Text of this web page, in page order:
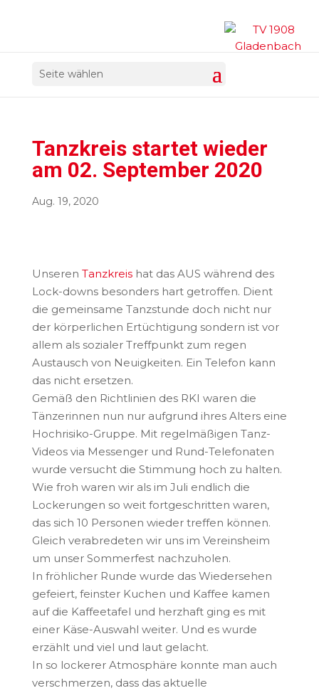
Seite wählen
Tanzkreis startet wieder
am 02. September 2020
Aug. 19, 2020
Unseren Tanzkreishat das AUS während des
Lock-downs besonders hart getroffen. Dient
die gemeinsame Tanzstunde doch nicht nur
der körperlichen Ertüchtigung sondern ist vor
allem als sozialer Treffpunkt zum regen
Austausch von Neuigkeiten. Ein Telefon kann
das nicht ersetzen.
Gemäß den Richtlinien des RKI waren die
Tänzerinnen nun nur aufgrund ihres Alters eine
Hochrisiko-Gruppe. Mit regelmäßigen Tanz-
Videos via Messenger und Rund-Telefonaten
wurde versucht die Stimmung hoch zu halten.
Wie froh waren wir als im Juli endlich die
Lockerungen so weit fortgeschritten waren,
das sich 10 Personen wieder treffen können.
Gleich verabredeten wir uns im Vereinsheim
um unser Sommerfest nachzuholen.
In fröhlicher Runde wurde das Wiedersehen
gefeiert, feinster Kuchen und Kaffee kamen
auf die Kaffeetafel und herzhaft ging es mit
einer Käse-Auswahl weiter. Und es wurde
erzählt und viel und laut gelacht.
In so lockerer Atmosphäre konnte man auch
verschmerzen, dass das aktuelle